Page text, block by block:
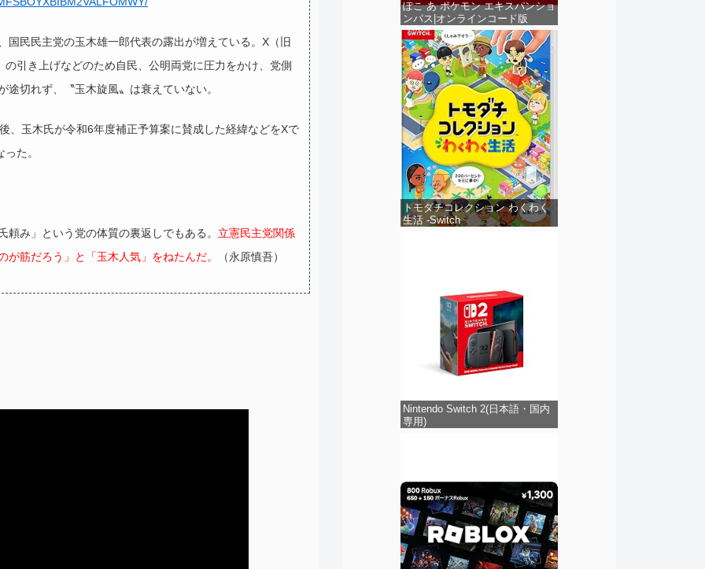
国民民主党の玉木雄一郎代表の露出が増えている。X（旧
引き上げなどのため自民、公明両党に圧力をかけ、党側
切れず、〝玉木旋風〟は衰えていない。
、玉木氏が令和6年度補正予算案に賛成した経緯などをXで
た。
み」という党の体質の裏返しでもある。 立憲民主党関係
筋だろう」と「玉木人気」をねたんだ。
（永原慎吾）
ぽこ あ ポケモン エキスパンショ
ンパス|オンラインコード版
トモダチコレクション わくわく
生活 -Switch
Nintendo Switch 2(日本語・国内
専用)